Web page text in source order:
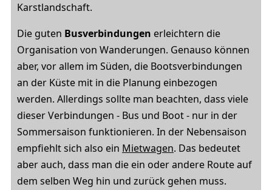
Karstlandschaft.
Die guten Busverbindungen erleichtern die
Organisation von Wanderungen. Genauso können
aber, vor allem im Süden, die Bootsverbindungen
an der Küste mit in die Planung einbezogen
werden. Allerdings sollte man beachten, dass viele
dieser Verbindungen - Bus und Boot - nur in der
Sommersaison funktionieren. In der Nebensaison
empfiehlt sich also ein Mietwagen. Das bedeutet
aber auch, dass man die ein oder andere Route auf
dem selben Weg hin und zurück gehen muss.